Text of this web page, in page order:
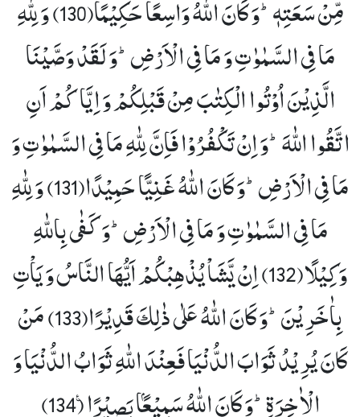
مِّنْ سَعَتِهٖؕ-وَ كَانَ اللّٰهُ وَاسِعًا حَكِیْمًا(130)
وَ لِلّٰهِ
مَا فِی السَّمٰوٰتِ وَ مَا فِی الْاَرْضِؕ-وَ لَقَدْ وَصَّیْنَا
الَّذِیْنَ اُوْتُوا الْكِتٰبَ مِنْ قَبْلِكُمْ وَ اِیَّاكُمْ اَنِ
اتَّقُوا اللّٰهَؕ-وَ اِنْ تَكْفُرُوْا فَاِنَّ لِلّٰهِ مَا فِی السَّمٰوٰتِ وَ
مَا فِی الْاَرْضِؕ-وَ كَانَ اللّٰهُ غَنِیًّا حَمِیْدًا(131)
وَ لِلّٰهِ
مَا فِی السَّمٰوٰتِ وَ مَا فِی الْاَرْضِؕ-وَ كَفٰى بِاللّٰهِ
وَكِیْلًا(132)
اِنْ یَّشَاْ یُذْهِبْكُمْ اَیُّهَا النَّاسُ وَ یَاْتِ
بِاٰخَرِیْنَؕ-وَ كَانَ اللّٰهُ عَلٰى ذٰلِكَ قَدِیْرًا(133)
مَنْ
كَانَ یُرِیْدُ ثَوَابَ الدُّنْیَا فَعِنْدَ اللّٰهِ ثَوَابُ الدُّنْیَا وَ
الْاٰخِرَةِؕ-وَ كَانَ اللّٰهُ سَمِیْعًۢا بَصِیْرًا۠ (134)